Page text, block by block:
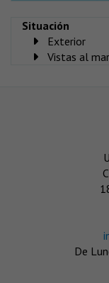
Situación
Exterior
Vistas al mar
De